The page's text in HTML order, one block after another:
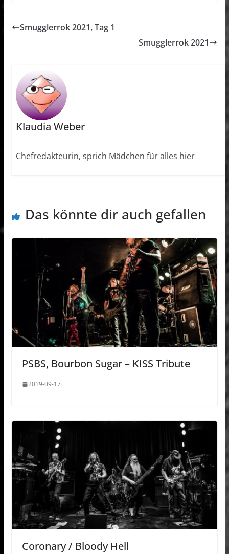
Smugglerrok 2021, Tag 1
Smugglerrok 2021
Klaudia Weber
Chefredakteurin, sprich Mädchen für alles hier
Das könnte dir auch gefallen
PSBS, Bourbon Sugar – KISS Tribute
2019-09-17
Coronary / Bloody Hell